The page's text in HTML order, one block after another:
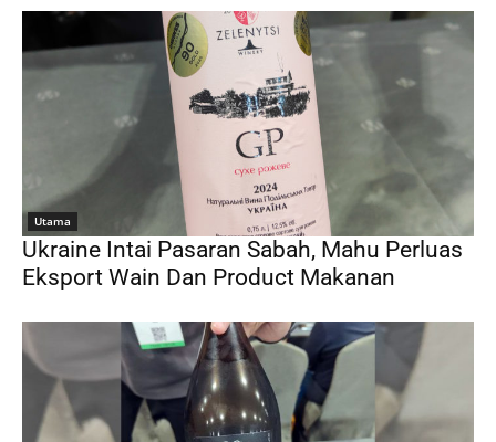
Utama
Ukraine Intai Pasaran Sabah, Mahu Perluas
Eksport Wain Dan Product Makanan